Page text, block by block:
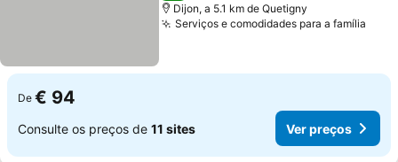
Dijon, a 5.1 km de Quetigny
Serviços e comodidades para a família
De € 94
Consulte os preços de 11 sites Ver preços